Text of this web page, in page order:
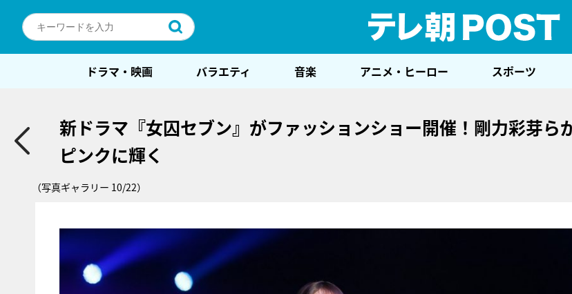
ドラマ・映画 バラエティ 音楽 アニメ・ヒーロー スポーツ
新ドラマ『女囚セブン』がファッションショー開催！剛力彩芽ら
ピンクに輝く
（写真ギャラリー 10/22）